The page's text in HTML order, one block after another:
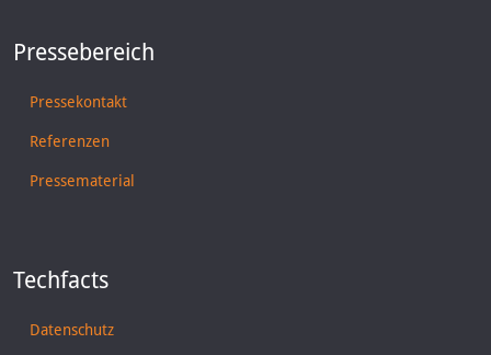
Pressebereich
Pressekontakt
Referenzen
Pressematerial
Techfacts
Datenschutz